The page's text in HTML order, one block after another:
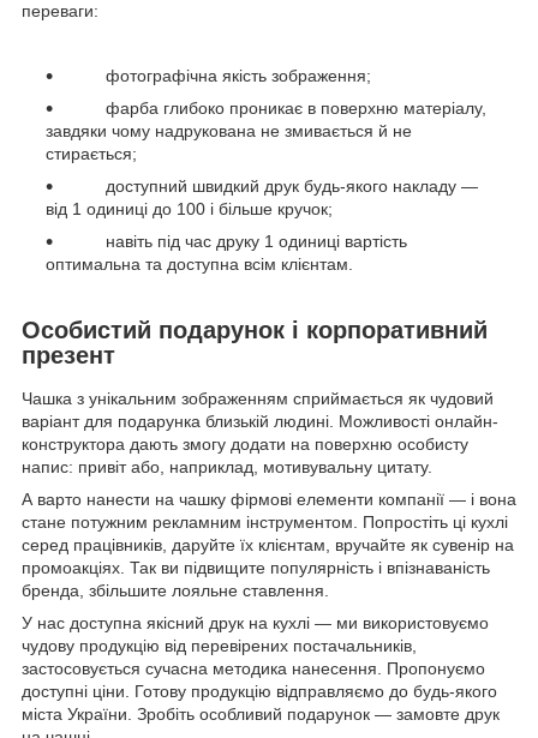
переваги:
фотографічна якість зображення;
фарба глибоко проникає в поверхню матеріалу,
завдяки чому надрукована не змивається й не
стирається;
доступний швидкий друк будь-якого накладу —
від 1 одиниці до 100 і більше кручок;
навіть під час друку 1 одиниці вартість
оптимальна та доступна всім клієнтам.
Особистий подарунок і корпоративний
презент
Чашка з унікальним зображенням сприймається як чудовий
варіант для подарунка близькій людині. Можливості онлайн-
конструктора дають змогу додати на поверхню особисту
напис: привіт або, наприклад, мотивувальну цитату.
А варто нанести на чашку фірмові елементи компанії — і вона
стане потужним рекламним інструментом. Попростіть ці кухлі
серед працівників, даруйте їх клієнтам, вручайте як сувенір на
промоакціях. Так ви підвищите популярність і впізнаваність
бренда, збільшите лояльне ставлення.
У нас доступна якісний друк на кухлі — ми використовуємо
чудову продукцію від перевірених постачальників,
застосовується сучасна методика нанесення. Пропонуємо
доступні ціни. Готову продукцію відправляємо до будь-якого
міста України. Зробіть особливий подарунок — замовте друк